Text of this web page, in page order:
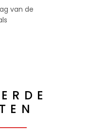
van de